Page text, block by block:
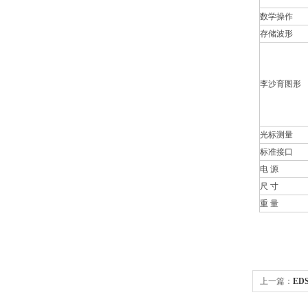
数学操作
存储波形
李沙育图形
光标测量
标准接口
电 源
尺 寸
重 量
上一篇：